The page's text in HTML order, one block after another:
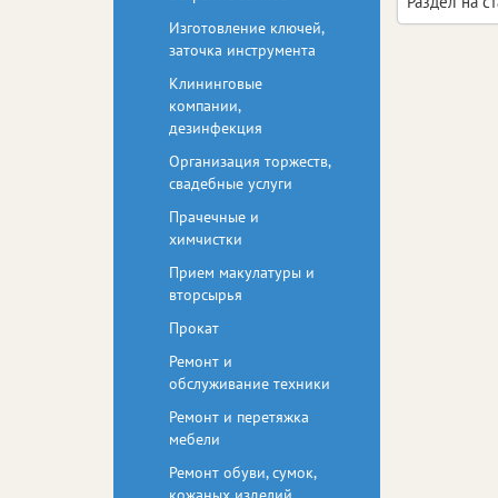
Изготовление ключей,
заточка инструмента
Клининговые
компании,
дезинфекция
Организация торжеств,
свадебные услуги
Прачечные и
химчистки
Прием макулатуры и
вторсырья
Прокат
Ремонт и
обслуживание техники
Ремонт и перетяжка
мебели
Ремонт обуви, сумок,